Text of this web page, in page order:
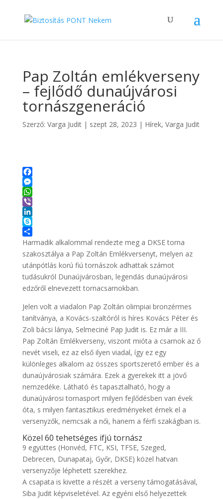
Pap Zoltán emlékverseny
– fejlődő dunaújvárosi
tornászgeneráció
Szerző: Varga Judit| szept 28, 2023 | Hírek, Varga Judit
F
a
c
e
b
o
o
k
M
e
s
s
e
n
g
r
W
h
a
t
s
A
p
V
i
b
e
r
L
n
k
d
I
n
S
k
y
e
O
s
z
a
m
g
Harmadik alkalommal rendezte meg a DKSE torna
szakosztálya a Pap Zoltán Emlékversenyt, melyen az
utánpótlás korú fiú tornászok adhattak számot
tudásukról Dunaújvárosban, legendás dunaújvárosi
edzőről elnevezett tornacsarnokban.
Jelen volt a viadalon Pap Zoltán olimpiai bronzérmes
tanítványa, a Kovács-szaltóról is híres Kovács Péter és
Zoli bácsi lánya, Selmeciné Pap Judit is. Ez már a III.
Pap Zoltán Emlékverseny, viszont mióta a csarnok az ő
nevét viseli, ez az első ilyen viadal, így ez egy
különleges alkalom az összes sportszerető ember és a
dunaújvárosiak számára. Ezek a gyerekek itt a jövő
nemzedéke. Látható és tapasztalható, hogy a
dunaújvárosi tornasport milyen fejlődésben van évek
óta, s milyen fantasztikus eredményeket érnek el a
versenyzők, nemcsak a női, hanem a férfi szakágban is.
Közel 60 tehetséges ifjú tornász
9 együttes (Honvéd, FTC, KSI, TFSE, Szeged,
Debrecen, Dunapataj, Győr, DKSE) közel hatvan
versenyzője léphetett szerekhez.
A csapata is kivette a részét a verseny támogatásával,
Siba Judit képviseletével. Az egyéni első helyezettek